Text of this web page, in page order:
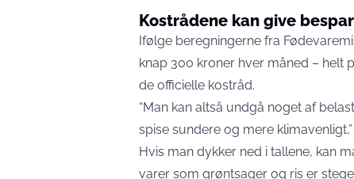
Kostrådene kan give
Ifølge beregningerne fra
knap 300 kroner hver måned – helt
de officielle kostråd.
“Man kan altså undgå noget af
spise sundere og mere
Hvis man dykker ned i tallene, kan
varer som grøntsager og ris er